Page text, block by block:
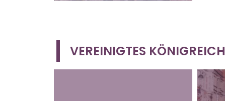
VEREINIGTES KÖNIGREICH